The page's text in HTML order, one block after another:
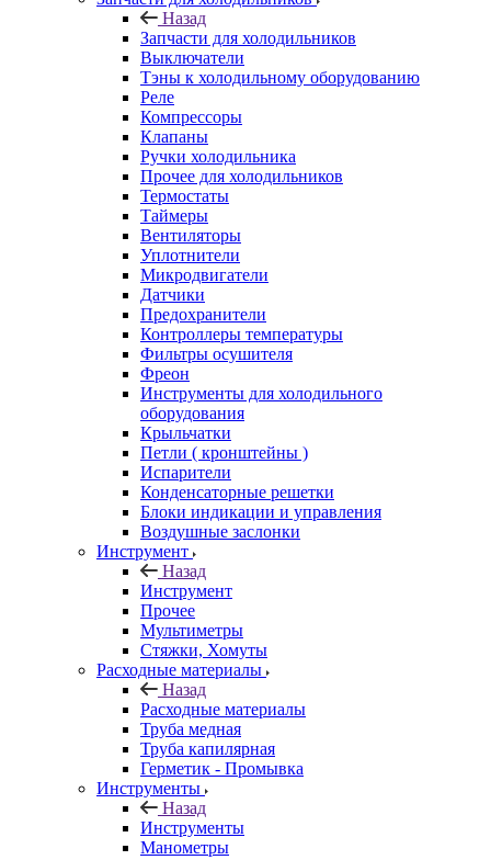
Назад
Запчасти для холодильников
Выключатели
Тэны к холодильному оборудованию
Реле
Компрессоры
Клапаны
Ручки холодильника
Прочее для холодильников
Термостаты
Таймеры
Вентиляторы
Уплотнители
Микродвигатели
Датчики
Предохранители
Контроллеры температуры
Фильтры осушителя
Фреон
Инструменты для холодильного
оборудования
Крыльчатки
Петли ( кронштейны )
Испарители
Конденсаторные решетки
Блоки индикации и управления
Воздушные заслонки
Инструмент
Назад
Инструмент
Прочее
Мультиметры
Стяжки, Хомуты
Расходные материалы
Назад
Расходные материалы
Труба медная
Труба капилярная
Герметик - Промывка
Инструменты
Назад
Инструменты
Манометры